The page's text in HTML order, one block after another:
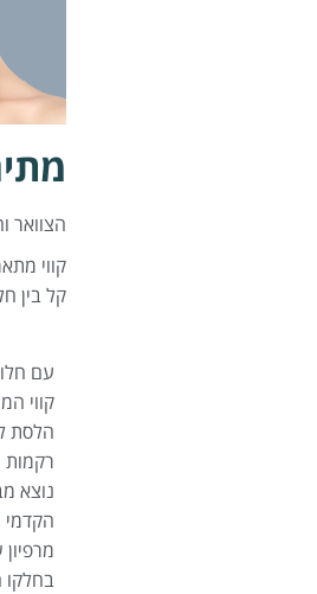
הצוואר
קווי
קל בין
עם
קווי
הלסת
רקמות
נוצא
הקדמי
בחלקו